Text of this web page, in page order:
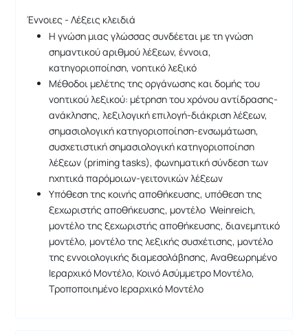
Έννοιες - Λέξεις κλειδιά
Η γνώση μιας γλώσσας συνδέεται με τη γνώση
σημαντικού αριθμού λέξεων, έννοια,
κατηγοριοποίηση, νοητικό λεξικό
Μέθοδοι μελέτης της οργάνωσης και δομής του
νοητικού λεξικού: μέτρηση του χρόνου αντίδρασης-
ανάκλησης, λεξιλογική επιλογή-διάκριση λέξεων,
σημασιολογική κατηγοριοποίηση-ενσωμάτωση,
συσχετιστική σημασιολογική κατηγοριοποίηση
λέξεων (priming tasks), φωνηματική σύνδεση των
ηχητικά παρόμοιων-γειτονικών λέξεων
Υπόθεση της κοινής αποθήκευσης, υπόθεση της
ξεχωριστής αποθήκευσης, μοντέλο Weinreich,
μοντέλο της ξεχωριστής αποθήκευσης, διανεμητικό
μοντέλο, μοντέλο της λεξικής συσχέτισης, μοντέλο
της εννοιολογικής διαμεσολάβησης, Αναθεωρημένο
Ιεραρχικό Μοντέλο, Κοινό Ασύμμετρο Μοντέλο,
Τροποποιημένο Ιεραρχικό Μοντέλο